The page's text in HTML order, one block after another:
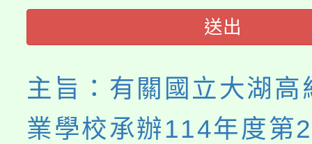
送出
主旨：有關國立大湖高
業學校承辦114年度第